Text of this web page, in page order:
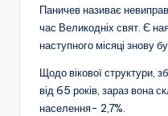
Паничев називає
час Великодніх свят. Є
наступного місяці знову
Щодо вікової структури,
від 65 років, зараз вона
населення- 2,7%.